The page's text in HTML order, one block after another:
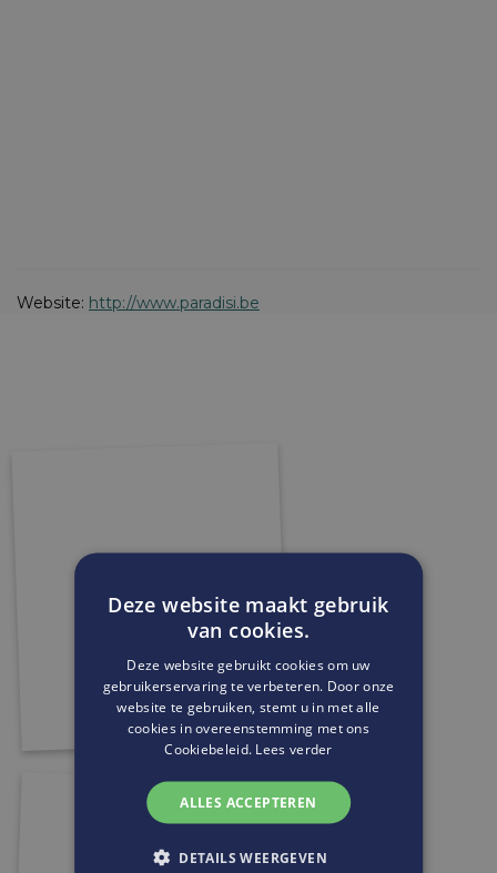
Website: http://www.paradisi.be
Deze website maakt gebruik
van cookies.
Deze website gebruikt cookies om uw
gebruikerservaring te verbeteren. Door onze
website te gebruiken, stemt u in met alle
cookies in overeenstemming met ons
Cookiebeleid. Lees verder
ALLES ACCEPTEREN
DETAILS WEERGEVEN